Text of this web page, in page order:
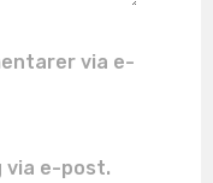
via e-
via e-post.